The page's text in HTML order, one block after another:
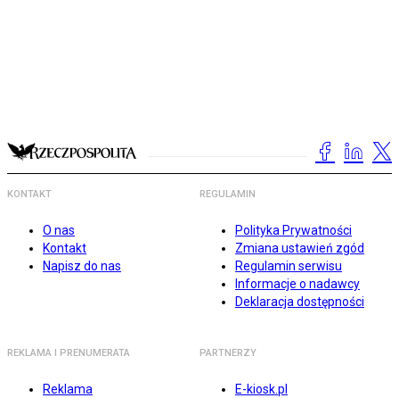
KONTAKT
O nas
Kontakt
Napisz do nas
REGULAMIN
Polityka Prywatności
Zmiana ustawień zgód
Regulamin serwisu
Informacje o nadawcy
Deklaracja dostępności
REKLAMA I PRENUMERATA
Reklama
PARTNERZY
E-kiosk.pl